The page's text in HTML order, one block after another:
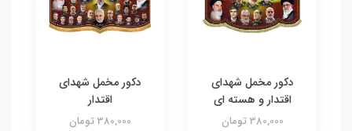
دکور مخمل شهدای
اقتدار و هسته ای
380,000 تومان
دکور مخمل شهدای
اقتدار
380,000 تومان